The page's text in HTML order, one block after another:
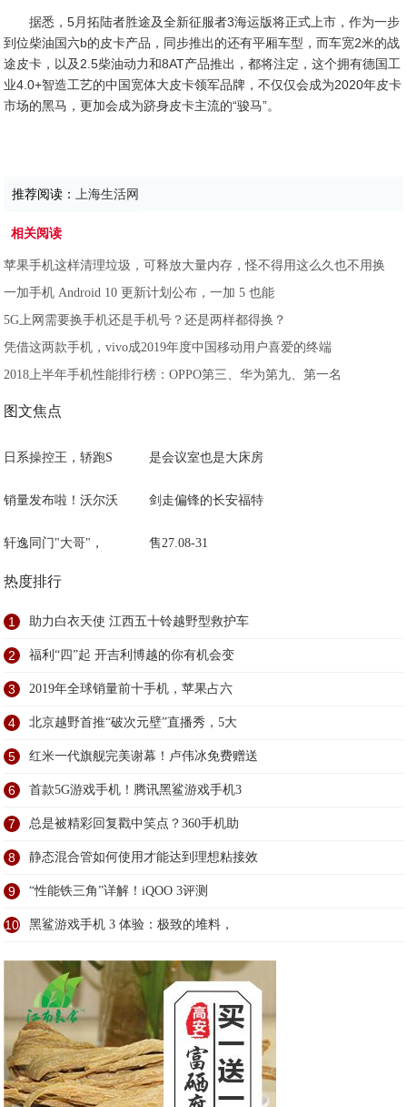
据悉，5月拓陆者胜途及全新征服者3海运版将正式上市，作为一步
到位柴油国六b的皮卡产品，同步推出的还有平厢车型，而车宽2米的战
途皮卡，以及2.5柴油动力和8AT产品推出，都将注定，这个拥有德国工
业4.0+智造工艺的中国宽体大皮卡领军品牌，不仅仅会成为2020年皮卡
市场的黑马，更加会成为跻身皮卡主流的“骏马”。
推荐阅读：上海生活网
相关阅读
苹果手机这样清理垃圾，可释放大量内存，怪不得用这么久也不用换
一加手机 Android 10 更新计划公布，一加 5 也能
5G上网需要换手机还是手机号？还是两样都得换？
凭借这两款手机，vivo成2019年度中国移动用户喜爱的终端
2018上半年手机性能排行榜：OPPO第三、华为第九、第一名
图文焦点
日系操控王，轿跑S 是会议室也是大床房
销量发布啦！沃尔沃 剑走偏锋的长安福特
轩逸同门"大哥"， 售27.08-31
热度排行
1 助力白衣天使 江西五十铃越野型救护车
2 福利“四”起 开吉利博越的你有机会变
3 2019年全球销量前十手机，苹果占六
4 北京越野首推“破次元壁”直播秀，5大
5 红米一代旗舰完美谢幕！卢伟冰免费赠送
6 首款5G游戏手机！腾讯黑鲨游戏手机3
7 总是被精彩回复戳中笑点？360手机助
8 静态混合管如何使用才能达到理想粘接效
9 “性能铁三角”详解！iQOO 3评测
10 黑鲨游戏手机 3 体验：极致的堆料，